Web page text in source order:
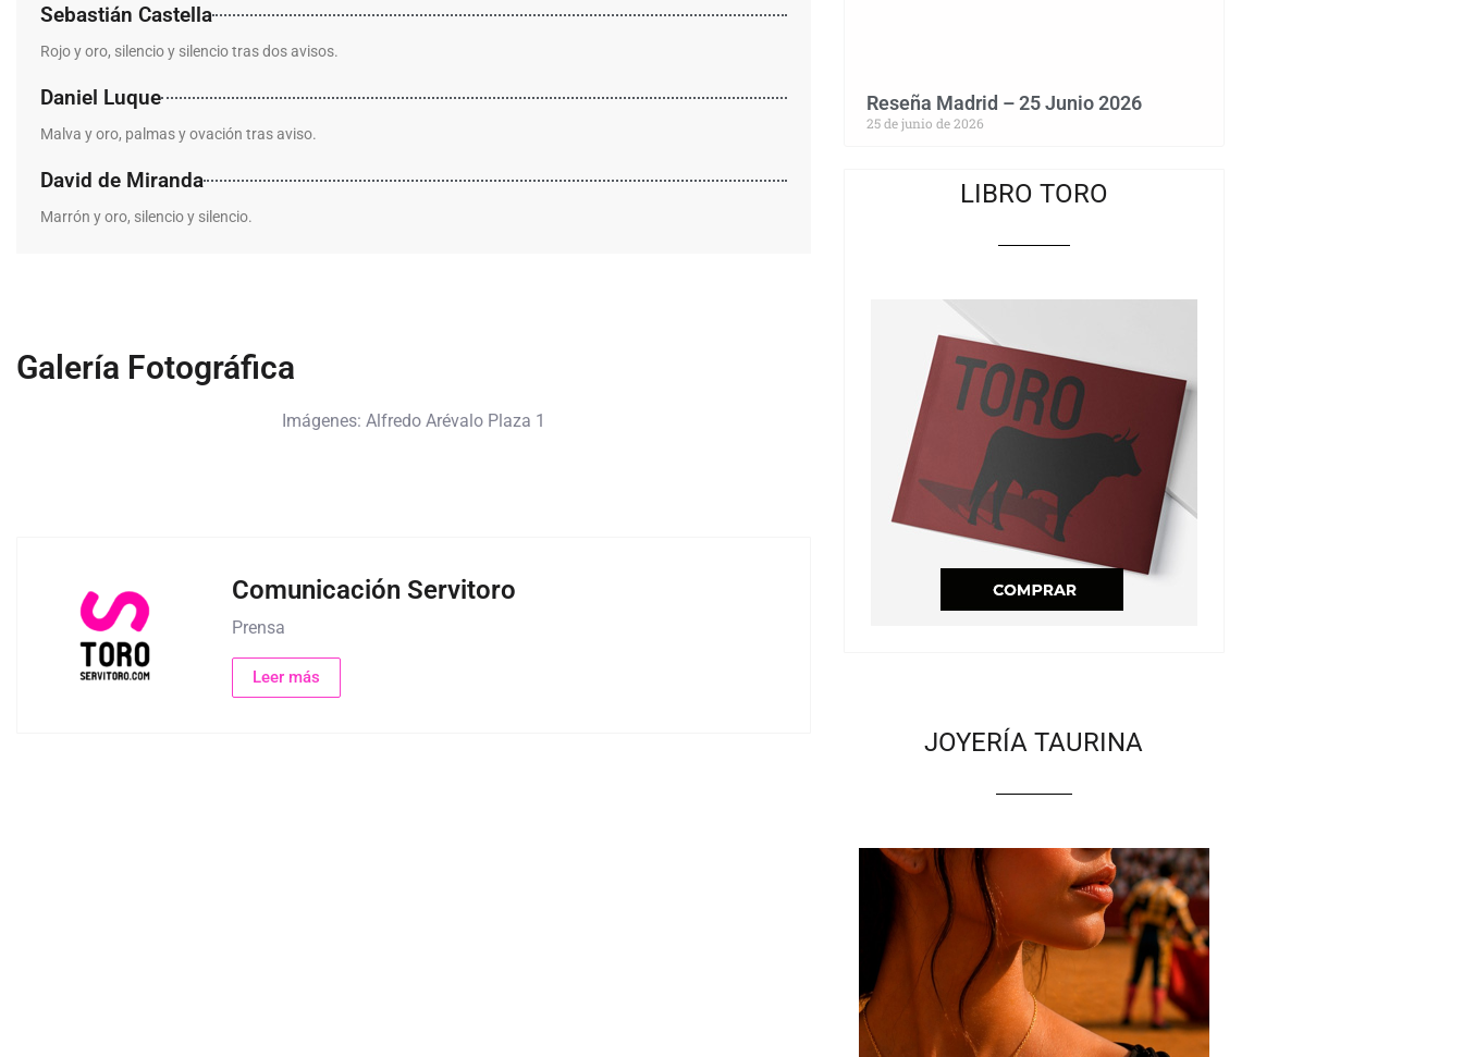
Sebastián Castella
Rojo y oro, silencio y silencio tras dos avisos.
Daniel Luque
Malva y oro, palmas y ovación tras aviso.
David de Miranda
Marrón y oro, silencio y silencio.
Galería Fotográfica
Imágenes: Alfredo Arévalo Plaza 1
Comunicación Servitoro
Prensa
Leer más
Reseña Madrid – 25 Junio 2026
25 de junio de 2026
LIBRO TORO
JOYERÍA TAURINA